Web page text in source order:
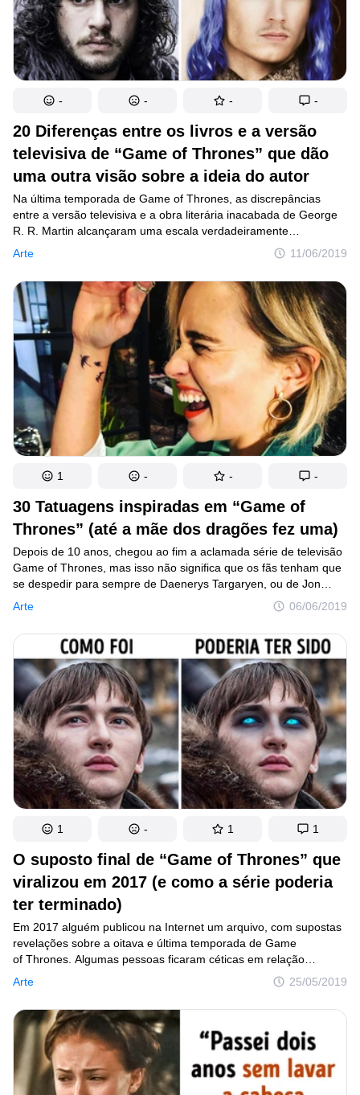
20 Diferenças entre os livros e a versão
televisiva de “Game of Thrones” que dão
uma outra visão sobre a ideia do autor
Arte 11/06/2019
Na última temporada de Game of Thrones, as discrepâncias
entre a versão televisiva e a obra literária inacabada de George
R. R. Martin alcançaram uma escala verdadeiramente
astronômica. Nos livros, podemos ver personagens
desconhecidos para quem só viu a série de TV. Além disso,
alguns dos que morreram na TV continuam vivos nos livros,
enquanto que outros, sobreviventes no seriado, estão mortos
nas páginas das obras. Diante de tudo isso, é impossível prever
como acabará, na versão escrita, a luta pelo Trono de Ferro.
- - - -
30 Tatuagens inspiradas em “Game of
Thrones” (até a mãe dos dragões fez uma)
Arte 06/06/2019
Depois de 10 anos, chegou ao fim a aclamada série de televisão
Game of Thrones, mas isso não significa que os fãs tenham que
se despedir para sempre de Daenerys Targaryen, ou de Jon
Snow. Seguidores de todo o mundo decidiram homenagear essa
produção, incorporando em sua pele diferentes frases
emblemáticas do programa, como Not today (“Hoje não”),
ou seus personagens em cenas icônicas. Até mesmo a mãe dos
dragões, Emilia Clarke, decidiu tatuar uma boa lembrança dessa
série. Não perca o bônus no final do post, que inclui uma data
muito importante para as irmãs Stark.
1 - - -
O suposto final de “Game of Thrones” que
viralizou em 2017 (e como a série poderia
ter terminado)
Arte 25/05/2019
Em 2017 alguém publicou na Internet um arquivo, com supostas
revelações sobre a oitava e última temporada de Game
of Thrones. Algumas pessoas ficaram céticas em relação
ao assunto, mas muita gente adorou o que leu: para essa turma,
o arquivo mostrava como o seriado deveria ter terminado.
Se o roteiro vazado era mesmo o original, podemos concluir que
os produtores foram obrigados a correr para reescrever tudo.
Talvez essa seja a explicação lógica para algumas das
inconsistências apresentadas na trama.
1 - 1 1